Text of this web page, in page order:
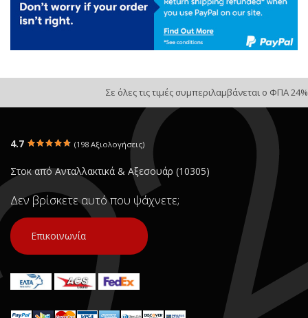
Σε όλες τις τιμές συμπεριλαμβάνεται ο ΦΠΑ 24%
4.7 (198 Αξιολογήσεις)
Στοκ από Ανταλλακτικά & Αξεσουάρ (10305)
Δεν βρίσκετε αυτό που ψάχνετε;
Επικοινωνία